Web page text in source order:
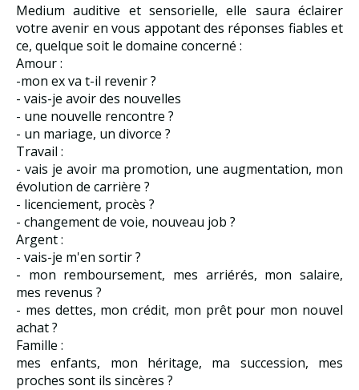
Medium auditive et sensorielle, elle saura éclairer
votre avenir en vous appotant des réponses fiables et
ce, quelque soit le domaine concerné :
Amour :
-mon ex va t-il revenir ?
- vais-je avoir des nouvelles
- une nouvelle rencontre ?
- un mariage, un divorce ?
Travail :
- vais je avoir ma promotion, une augmentation, mon
évolution de carrière ?
- licenciement, procès ?
- changement de voie, nouveau job ?
Argent :
- vais-je m'en sortir ?
- mon remboursement, mes arriérés, mon salaire,
mes revenus ?
- mes dettes, mon crédit, mon prêt pour mon nouvel
achat ?
Famille :
mes enfants, mon héritage, ma succession, mes
proches sont ils sincères ?